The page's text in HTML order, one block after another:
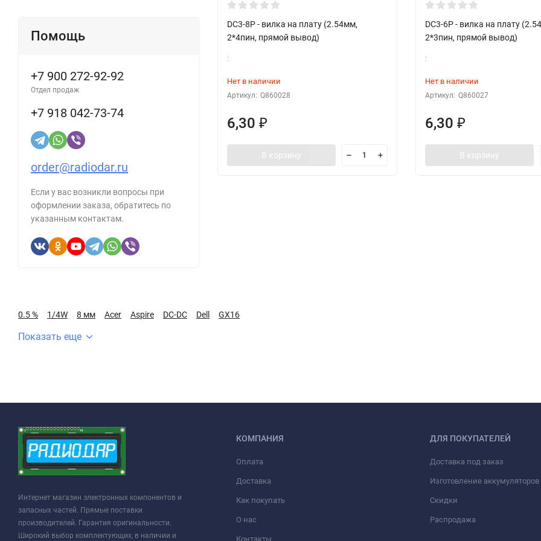
Помощь
+7 900 272-92-92
Отдел продаж
+7 918 042-73-74
order@radiodar.ru
Если у вас возникли вопросы при
оформлении заказа, обратитесь по
указанным контактам.
DC3-8P - вилка на плату (2.54мм,
2*4пин, прямой вывод)
:
Нет в наличии
Артикул: Q860028
6,30 ₽
В корзину
DC3-6P - вилка на плату
2*3пин, прямой вывод)
:
Нет в наличии
Артикул: Q860027
6,30 ₽
В корзину
0.5 % 1/4W 8 мм Acer Aspire DC-DC Dell GX16
Показать еще
Интернет магазин электронных компонентов и
запасных частей. Прямые поставки
производителей. Гарантия оригинальности.
Широкий выбор комплектующих, в наличии и
КОМПАНИЯ
Оплата
Доставка
Как покупать
О нас
Контакты
ДЛЯ ПОКУПАТЕЛЕЙ
Доставка под заказ
Изготовление
Скидки
Распродажа